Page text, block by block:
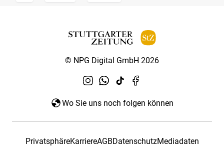
© NPG Digital GmbH 2026
Wo Sie uns noch folgen können
PrivatsphäreKarriereAGBDatenschutzMediadaten